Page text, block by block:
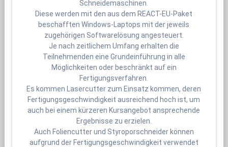
Schneidemaschinen.
Diese werden mit den aus dem REACT-EU-Paket
beschafften Windows-Laptops mit der jeweils
zugehörigen Softwarelösung angesteuert.
Je nach zeitlichem Umfang erhalten die
Teilnehmenden eine Grundeinführung in alle
Möglichkeiten oder beschränkt auf ein
Fertigungsverfahren.
Es kommen Lasercutter zum Einsatz kommen, deren
Fertigungsgeschwindigkeit ausreichend hoch ist, um
auch bei einem kürzeren Kursangebot ansprechende
Ergebnisse zu erzielen.
Auch Foliencutter und Styroporschneider können
aufgrund der Fertigungsgeschwindigkeit verwendet